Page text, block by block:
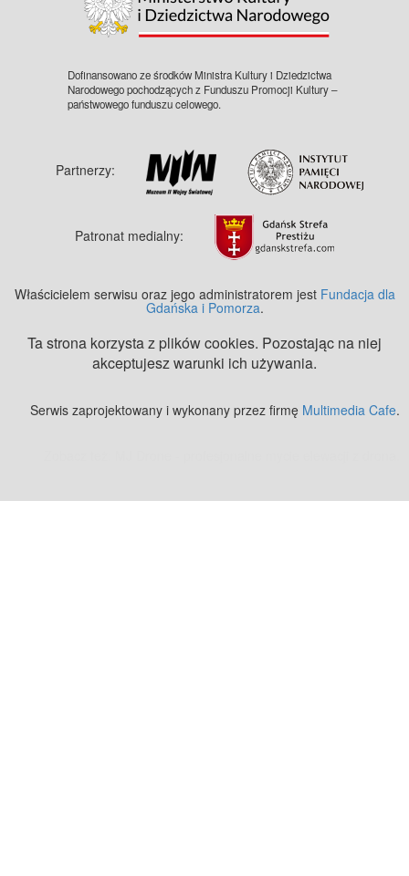
Dofinansowano ze środków Ministra Kultury i Dziedzictwa
Narodowego pochodzących z Funduszu Promocji Kultury –
państwowego funduszu celowego.
Partnerzy:
Patronat medialny:
Właścicielem serwisu oraz jego administratorem jest Fundacja dla
Gdańska i Pomorza.
Ta strona korzysta z plików cookies. Pozostając na niej
akceptujesz warunki ich używania.
Serwis zaprojektowany i wykonany przez firmę Multimedia Cafe.